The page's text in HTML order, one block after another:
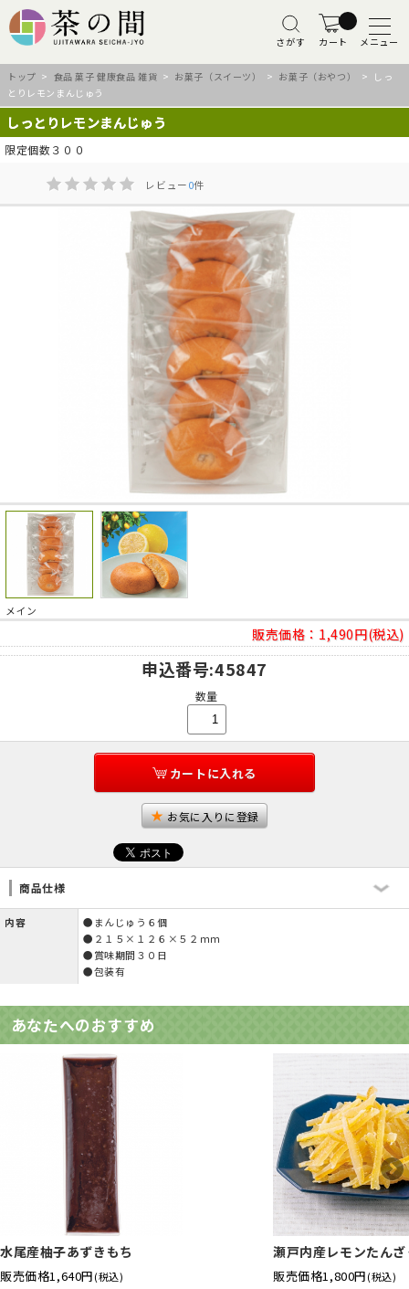
さがす カート メニュー
トップ > 食品 菓子 健康食品 雑貨 > お菓子（スイーツ） > お菓子（おやつ）
> しっ
とりレモンまんじゅう
しっとりレモンまんじゅう
限定個数３００
レビュー0件
メイン
販売価格： 1,490円(税込)
申込番号:45847
数量
カートに入れる
お気に入りに登録
商品仕様
内容
●まんじゅう６個
●２１５×１２６×５２ｍｍ
●賞味期間３０日
●包装有
あなたへのおすすめ
水尾産柚子あずきもち
販売価格1,640円(税込)
瀬戸内産レモンたん
販売価格1,800円(税込)